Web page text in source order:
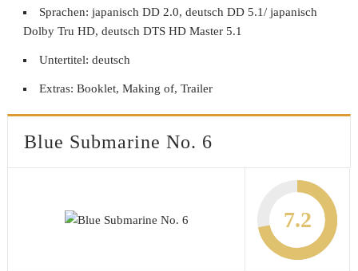
Sprachen: japanisch DD 2.0, deutsch DD 5.1/ japanisch
Dolby Tru HD, deutsch DTS HD Master 5.1
Untertitel: deutsch
Extras: Booklet, Making of, Trailer
Blue Submarine No. 6
7.2